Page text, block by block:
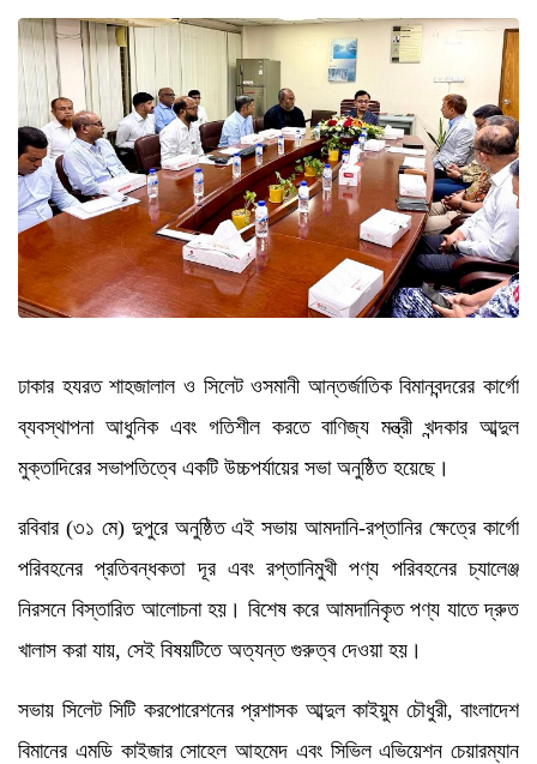
ঢাকার হযরত শাহজালাল ও সিলেট ওসমানী আন্তর্জাতিক বিমানবন্দরের কার্গো
ব্যবস্থাপনা আধুনিক এবং গতিশীল করতে বাণিজ্য মন্ত্রী খন্দকার আব্দুল
মুক্তাদিরের সভাপতিত্বে একটি উচ্চপর্যায়ের সভা অনুষ্ঠিত হয়েছে।
রবিবার (৩১ মে) দুপুরে অনুষ্ঠিত এই সভায় আমদানি-রপ্তানির ক্ষেত্রে কার্গো
পরিবহনের প্রতিবন্ধকতা দূর এবং রপ্তানিমুখী পণ্য পরিবহনের চ্যালেঞ্জ
নিরসনে বিস্তারিত আলোচনা হয়। বিশেষ করে আমদানিকৃত পণ্য যাতে দ্রুত
খালাস করা যায়, সেই বিষয়টিতে অত্যন্ত গুরুত্ব দেওয়া হয়।
সভায় সিলেট সিটি করপোরেশনের প্রশাসক আব্দুল কাইয়ুম চৌধুরী, বাংলাদেশ
বিমানের এমডি কাইজার সোহেল আহমেদ এবং সিভিল এভিয়েশন চেয়ারম্যান